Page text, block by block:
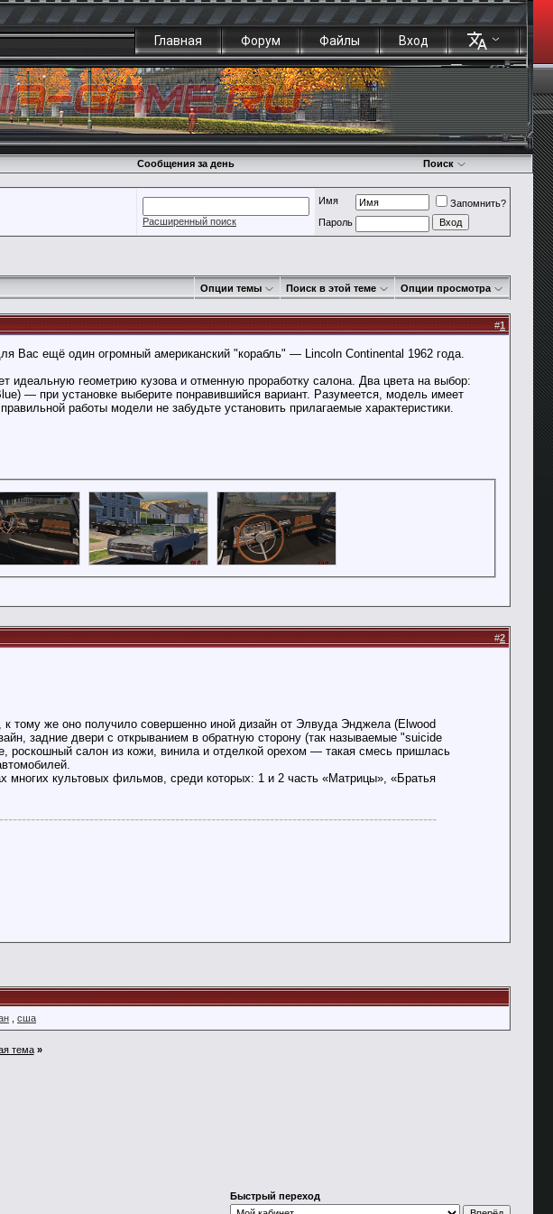
Главная Форум Файлы Вход
Сообщения за день Поиск
Расширенный поиск
Имя
Запомнить?
Пароль
Опции темы Поиск в этой теме Опции просмотра
#1
Вас ещё один огромный американский "корабль" — Lincoln Continental 1962 года.
идеальную геометрию кузова и отменную проработку салона. Два цвета на выбор:
— при установке выберите понравившийся вариант. Разумеется, модель имеет
работы модели не забудьте установить прилагаемые характеристики.
#2
тому же оно получило совершенно иной дизайн от Элвуда Энджела (Elwood
задние двери с открыванием в обратную сторону (так называемые "suicide
роскошный салон из кожи, винила и отделкой орехом — такая смесь пришлась
многих культовых фильмов, среди которых: 1 и 2 часть «Матрицы», «Братья
сша
тема »
Быстрый переход